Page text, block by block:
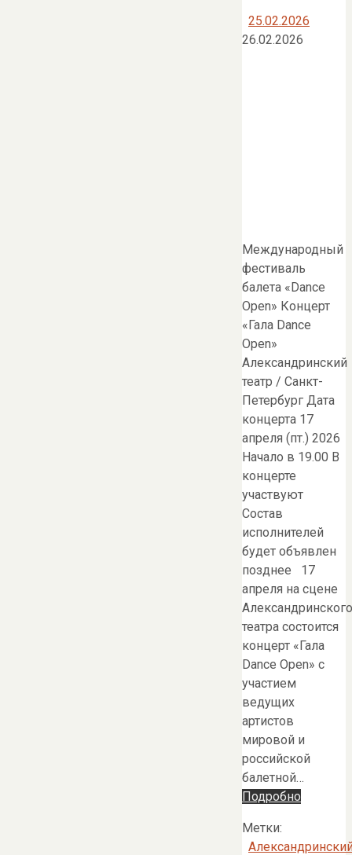
25.02.2026
26.02.2026
Международный
фестиваль
балета «Dance
Open» Концерт
«Гала Dance
Open»
Александринский
театр / Санкт-
Петербург Дата
концерта 17
апреля (пт.) 2026
Начало в 19.00 В
концерте
участвуют
Состав
исполнителей
будет объявлен
позднее 17
апреля на сцене
Александринского
театра состоится
концерт «Гала
Dance Open» с
участием
ведущих
артистов
мировой и
российской
балетной…
Подробно
Метки: